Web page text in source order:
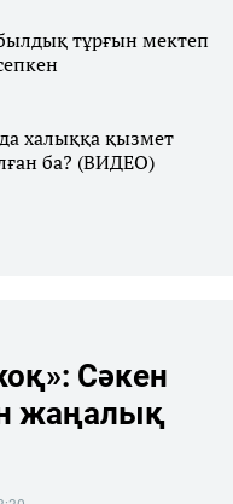
тұрғын мектеп
халыққа қызмет
ба? (ВИДЕО)
Сәкен
жаңалық